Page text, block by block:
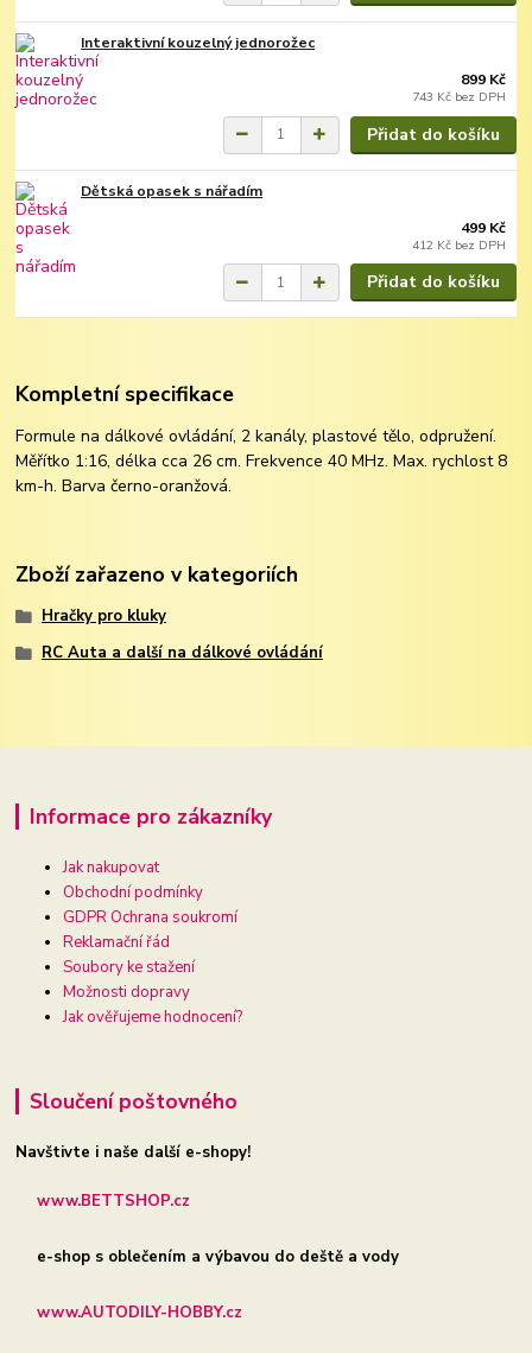
Interaktivní kouzelný jednorožec
899 Kč
743 Kč bez DPH
Přidat do košíku
Dětská opasek s nářadím
499 Kč
412 Kč bez DPH
Přidat do košíku
Kompletní specifikace
Formule na dálkové ovládání, 2 kanály, plastové tělo, odpružení.
Měřítko 1:16, délka cca 26 cm. Frekvence 40 MHz. Max. rychlost 8
km-h. Barva černo-oranžová.
Zboží zařazeno v kategoriích
Hračky pro kluky
RC Auta a další na dálkové ovládání
Informace pro zákazníky
Jak nakupovat
Obchodní podmínky
GDPR Ochrana soukromí
Reklamační řád
Soubory ke stažení
Možnosti dopravy
Jak ověřujeme hodnocení?
Sloučení poštovného
Navštivte i naše další e-shopy!
www.BETTSHOP.cz
e-shop s oblečením a výbavou do deště a vody
www.AUTODILY-HOBBY.cz